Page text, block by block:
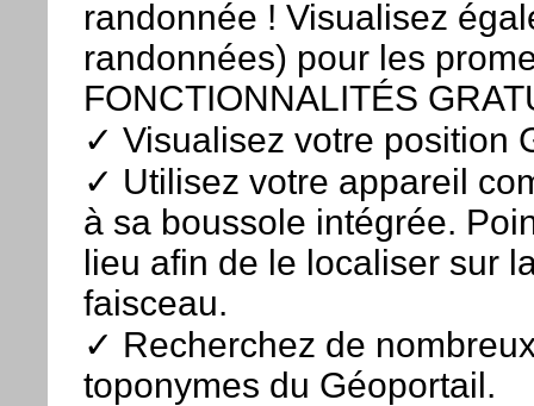
randonnée ! Visualisez
randonnées) pour les
FONCTIONNALITÉS
✓ Visualisez votre position
✓ Utilisez votre appareil
à sa boussole intégrée.
lieu afin de le localiser sur
faisceau.
✓ Recherchez de
toponymes du Géoportail.